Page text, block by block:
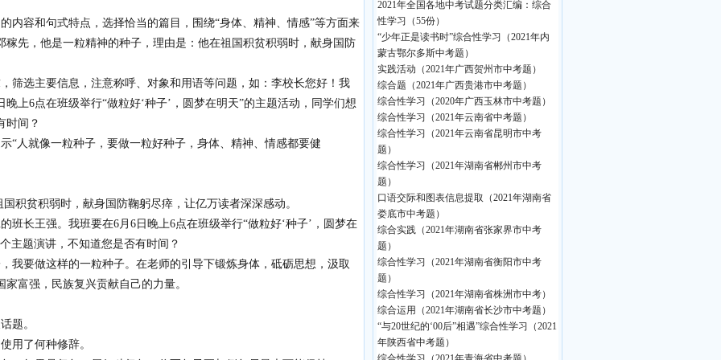
内容和句式特点，选择恰当的篇目，围绕“身体、精神、情感”等方面来
先，他是一粒精神的种子，理由是：他在祖国积贫积弱时，献身国防
筛选主要信息，注意称呼、对象和用语等问题，如：李校长您好！我
上6点在班级举行“做粒好‘种子’，圆梦在明天”的主题活动，同学们想
时间？
“人就像一粒种子，要做一粒好种子，身体、精神、情感都要健
积弱时，献身国防鞠躬尽瘁，让亿万读者深深感动。
班长王强。我班要在6月6日晚上6点在班级举行“做粒好‘种子’，圆梦在
主题演讲，不知道您是否有时间？
我要做这样的一粒种子。在老师的引导下锻炼身体，砥砺思想，汲取
富强，民族复兴贡献自己的力量。
题。
用了何种修辞。
2021年全国各地中考试题分类汇编：综合
性学习（55份）
“少年正是读书时”综合性学习（2021年内
蒙古鄂尔多斯中考题）
实践活动（2021年广西贺州市中考题）
综合题（2021年广西贵港市中考题）
综合性学习（2020年广西玉林市中考题）
综合性学习（2021年云南省中考题）
综合性学习（2021年云南省昆明市中考
题）
综合性学习（2021年湖南省郴州市中考
题）
口语交际和图表信息提取（2021年湖南省
娄底市中考题）
综合实践（2021年湖南省张家界市中考
题）
综合性学习（2021年湖南省衡阳市中考
题）
综合性学习（2021年湖南省株洲市中考）
综合运用（2021年湖南省长沙市中考题）
“与20世纪的‘00后”相遇”综合性学习（2021
年陕西省中考题）